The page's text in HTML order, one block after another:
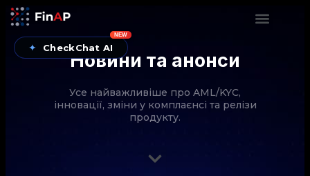
✦ CheckChat AI
NEW
Новини та анонси
Усе найважливіше про AML/KYC,
інновації, зміни у комплаєнсі та релізи
продукту.